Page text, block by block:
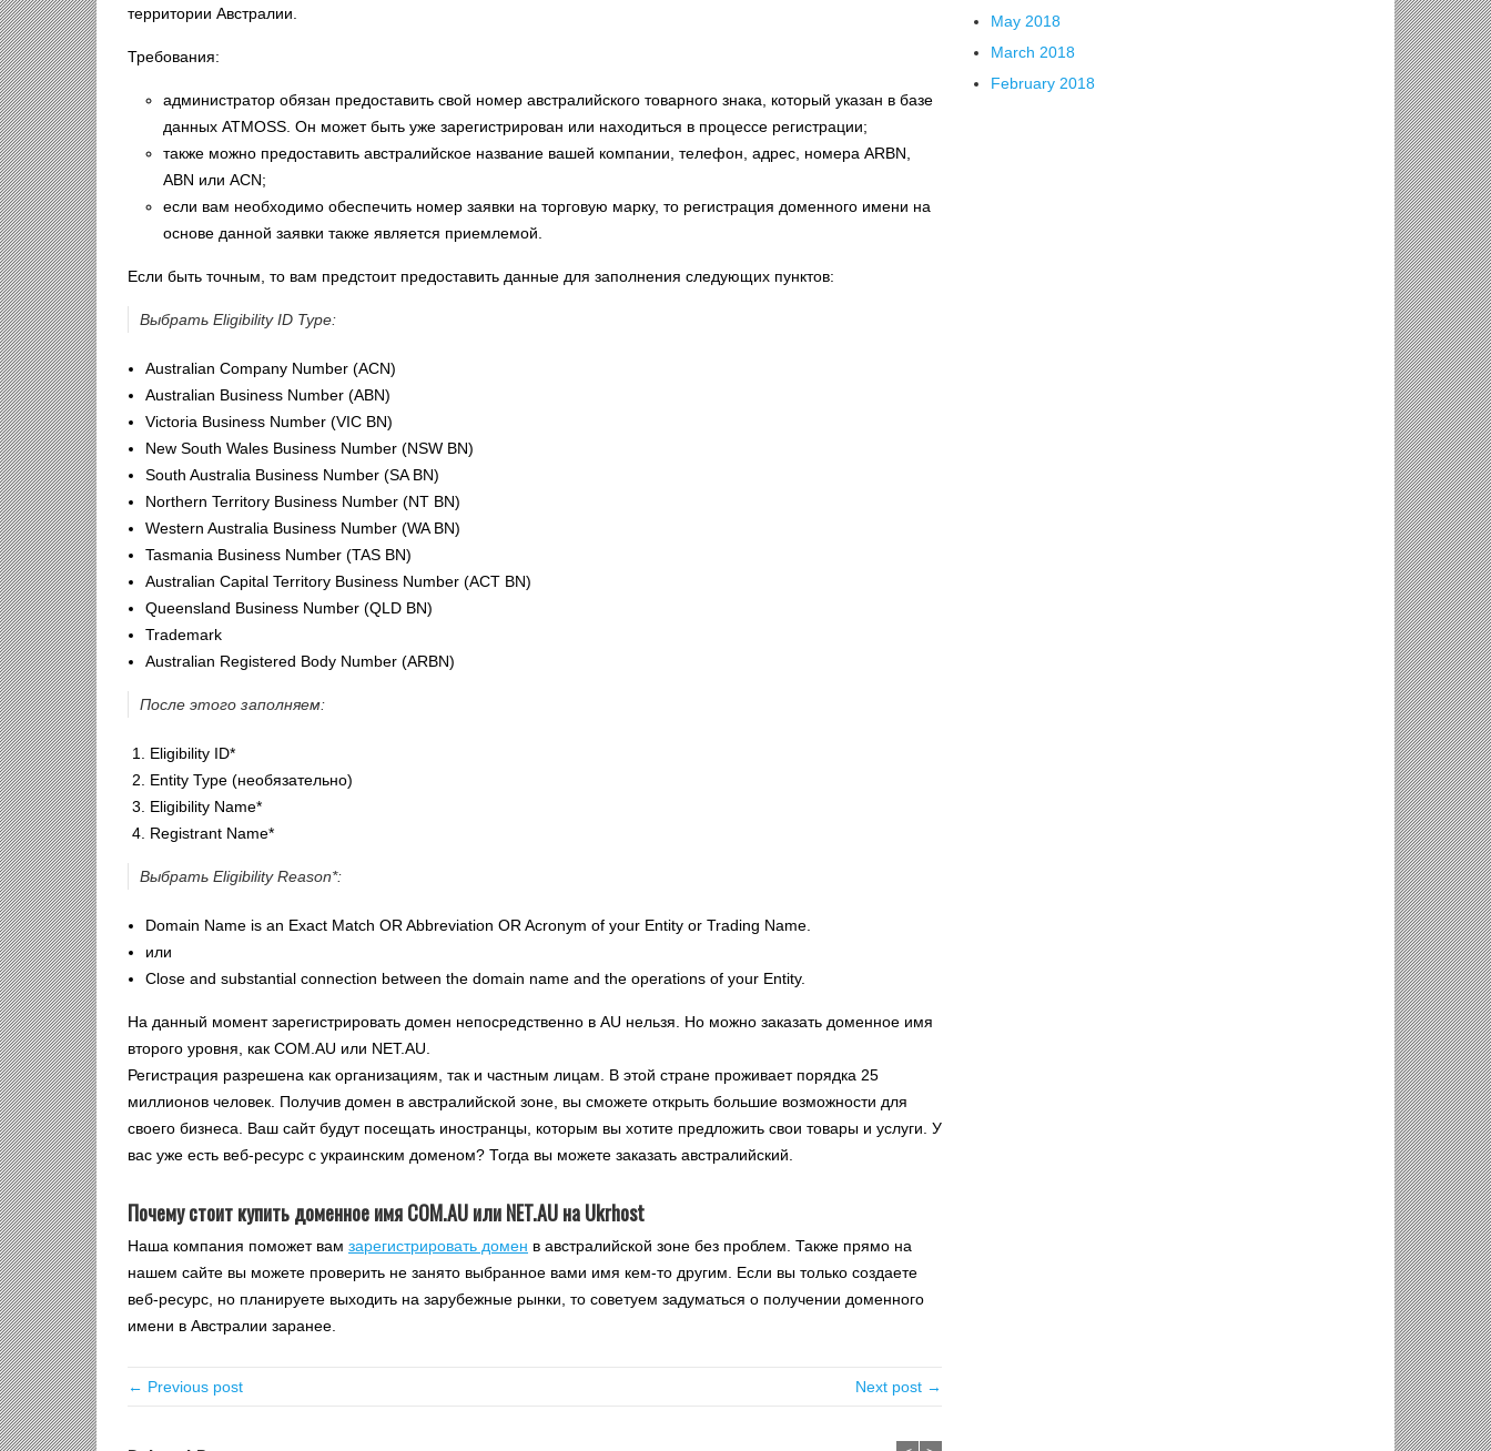
территории Австралии.
Требования:
администратор обязан предоставить свой номер австралийского товарного знака, который указан в базе
данных ATMOSS. Он может быть уже зарегистрирован или находиться в процессе регистрации;
также можно предоставить австралийское название вашей компании, телефон, адрес, номера ARBN,
ABN или ACN;
если вам необходимо обеспечить номер заявки на торговую марку, то регистрация доменного имени на
основе данной заявки также является приемлемой.
Если быть точным, то вам предстоит предоставить данные для заполнения следующих пунктов:
Выбрать Eligibility ID Type:
Australian Company Number (ACN)
Australian Business Number (ABN)
Victoria Business Number (VIC BN)
New South Wales Business Number (NSW BN)
South Australia Business Number (SA BN)
Northern Territory Business Number (NT BN)
Western Australia Business Number (WA BN)
Tasmania Business Number (TAS BN)
Australian Capital Territory Business Number (ACT BN)
Queensland Business Number (QLD BN)
Trademark
Australian Registered Body Number (ARBN)
После этого заполняем:
Eligibility ID*
Entity Type (необязательно)
Eligibility Name*
Registrant Name*
Выбрать Eligibility Reason*:
Domain Name is an Exact Match OR Abbreviation OR Acronym of your Entity or Trading Name.
или
Close and substantial connection between the domain name and the operations of your Entity.
На данный момент зарегистрировать домен непосредственно в AU нельзя. Но можно заказать доменное имя
второго уровня, как COM.AU или NET.AU.
Регистрация разрешена как организациям, так и частным лицам. В этой стране проживает порядка 25
миллионов человек. Получив домен в австралийской зоне, вы сможете открыть большие возможности для
своего бизнеса. Ваш сайт будут посещать иностранцы, которым вы хотите предложить свои товары и услуги. У
вас уже есть веб-ресурс с украинским доменом? Тогда вы можете заказать австралийский.
Почему стоит купить доменное имя COM.AU или NET.AU на Ukrhost
Наша компания поможет вам зарегистрировать домен в австралийской зоне без проблем. Также прямо на
нашем сайте вы можете проверить не занято выбранное вами имя кем-то другим. Если вы только создаете
веб-ресурс, но планируете выходить на зарубежные рынки, то советуем задуматься о получении доменного
имени в Австралии заранее.
← Previous post Next post →
May 2018
March 2018
February 2018